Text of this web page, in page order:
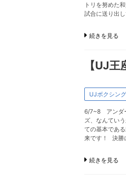
トリを努めた
試合に送り出
続きを見る
【UJ
UJボクシング
6/7~8 アンダ
ズ、なんてい
ての基本であ
来です！ 決勝
続きを見る